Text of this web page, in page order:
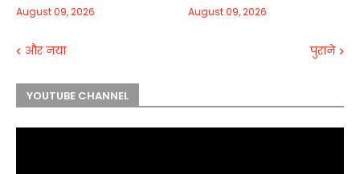
August 09, 2026 August 09, 2026
और नया पुराने
YOUTUBE CHANNEL